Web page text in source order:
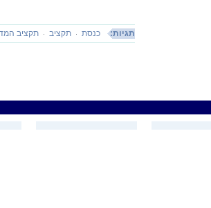
תגיות: כנסת תקציב תקציב